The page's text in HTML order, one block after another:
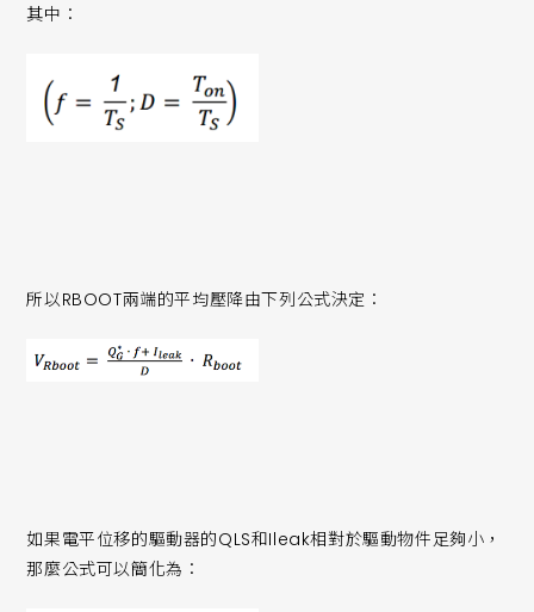
其中：
所以RBOOT兩端的平均壓降由下列公式決定：
如果電平位移的驅動器的QLS和Ileak相對於驅動物件足夠小，
那麼公式可以簡化為：